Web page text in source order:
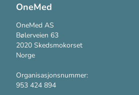
OneMed
OneMed AS
Bølerveien 63
2020 Skedsmokorset
Norge
Organisasjonsnummer:
953 424 894